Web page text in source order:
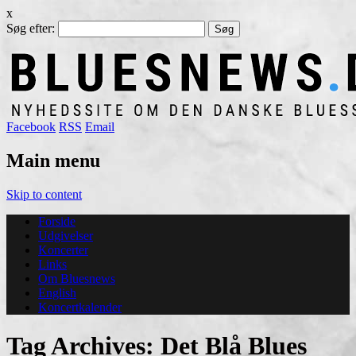
x
Søg efter:
Facebook RSS Email
Main menu
Skip to content
Forside
Udgivelser
Koncerter
Links
Om Bluesnews
English
Koncertkalender
Tag Archives: Det Blå Blues